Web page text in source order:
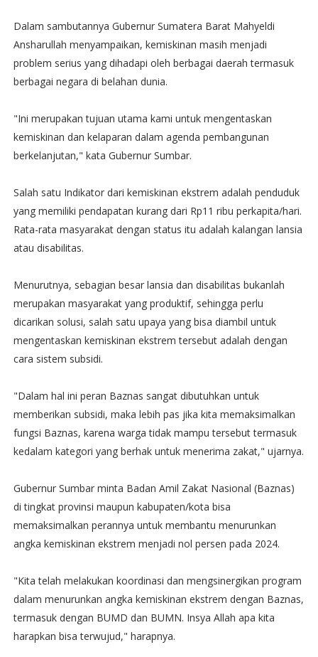
Dalam sambutannya Gubernur Sumatera Barat Mahyeldi
Ansharullah menyampaikan, kemiskinan masih menjadi
problem serius yang dihadapi oleh berbagai daerah termasuk
berbagai negara di belahan dunia.
"Ini merupakan tujuan utama kami untuk mengentaskan
kemiskinan dan kelaparan dalam agenda pembangunan
berkelanjutan," kata Gubernur Sumbar.
Salah satu Indikator dari kemiskinan ekstrem adalah penduduk
yang memiliki pendapatan kurang dari Rp11 ribu perkapita/hari.
Rata-rata masyarakat dengan status itu adalah kalangan lansia
atau disabilitas.
Menurutnya, sebagian besar lansia dan disabilitas bukanlah
merupakan masyarakat yang produktif, sehingga perlu
dicarikan solusi, salah satu upaya yang bisa diambil untuk
mengentaskan kemiskinan ekstrem tersebut adalah dengan
cara sistem subsidi.
"Dalam hal ini peran Baznas sangat dibutuhkan untuk
memberikan subsidi, maka lebih pas jika kita memaksimalkan
fungsi Baznas, karena warga tidak mampu tersebut termasuk
kedalam kategori yang berhak untuk menerima zakat," ujarnya.
Gubernur Sumbar minta Badan Amil Zakat Nasional (Baznas)
di tingkat provinsi maupun kabupaten/kota bisa
memaksimalkan perannya untuk membantu menurunkan
angka kemiskinan ekstrem menjadi nol persen pada 2024.
"Kita telah melakukan koordinasi dan mengsinergikan program
dalam menurunkan angka kemiskinan ekstrem dengan Baznas,
termasuk dengan BUMD dan BUMN. Insya Allah apa kita
harapkan bisa terwujud," harapnya.